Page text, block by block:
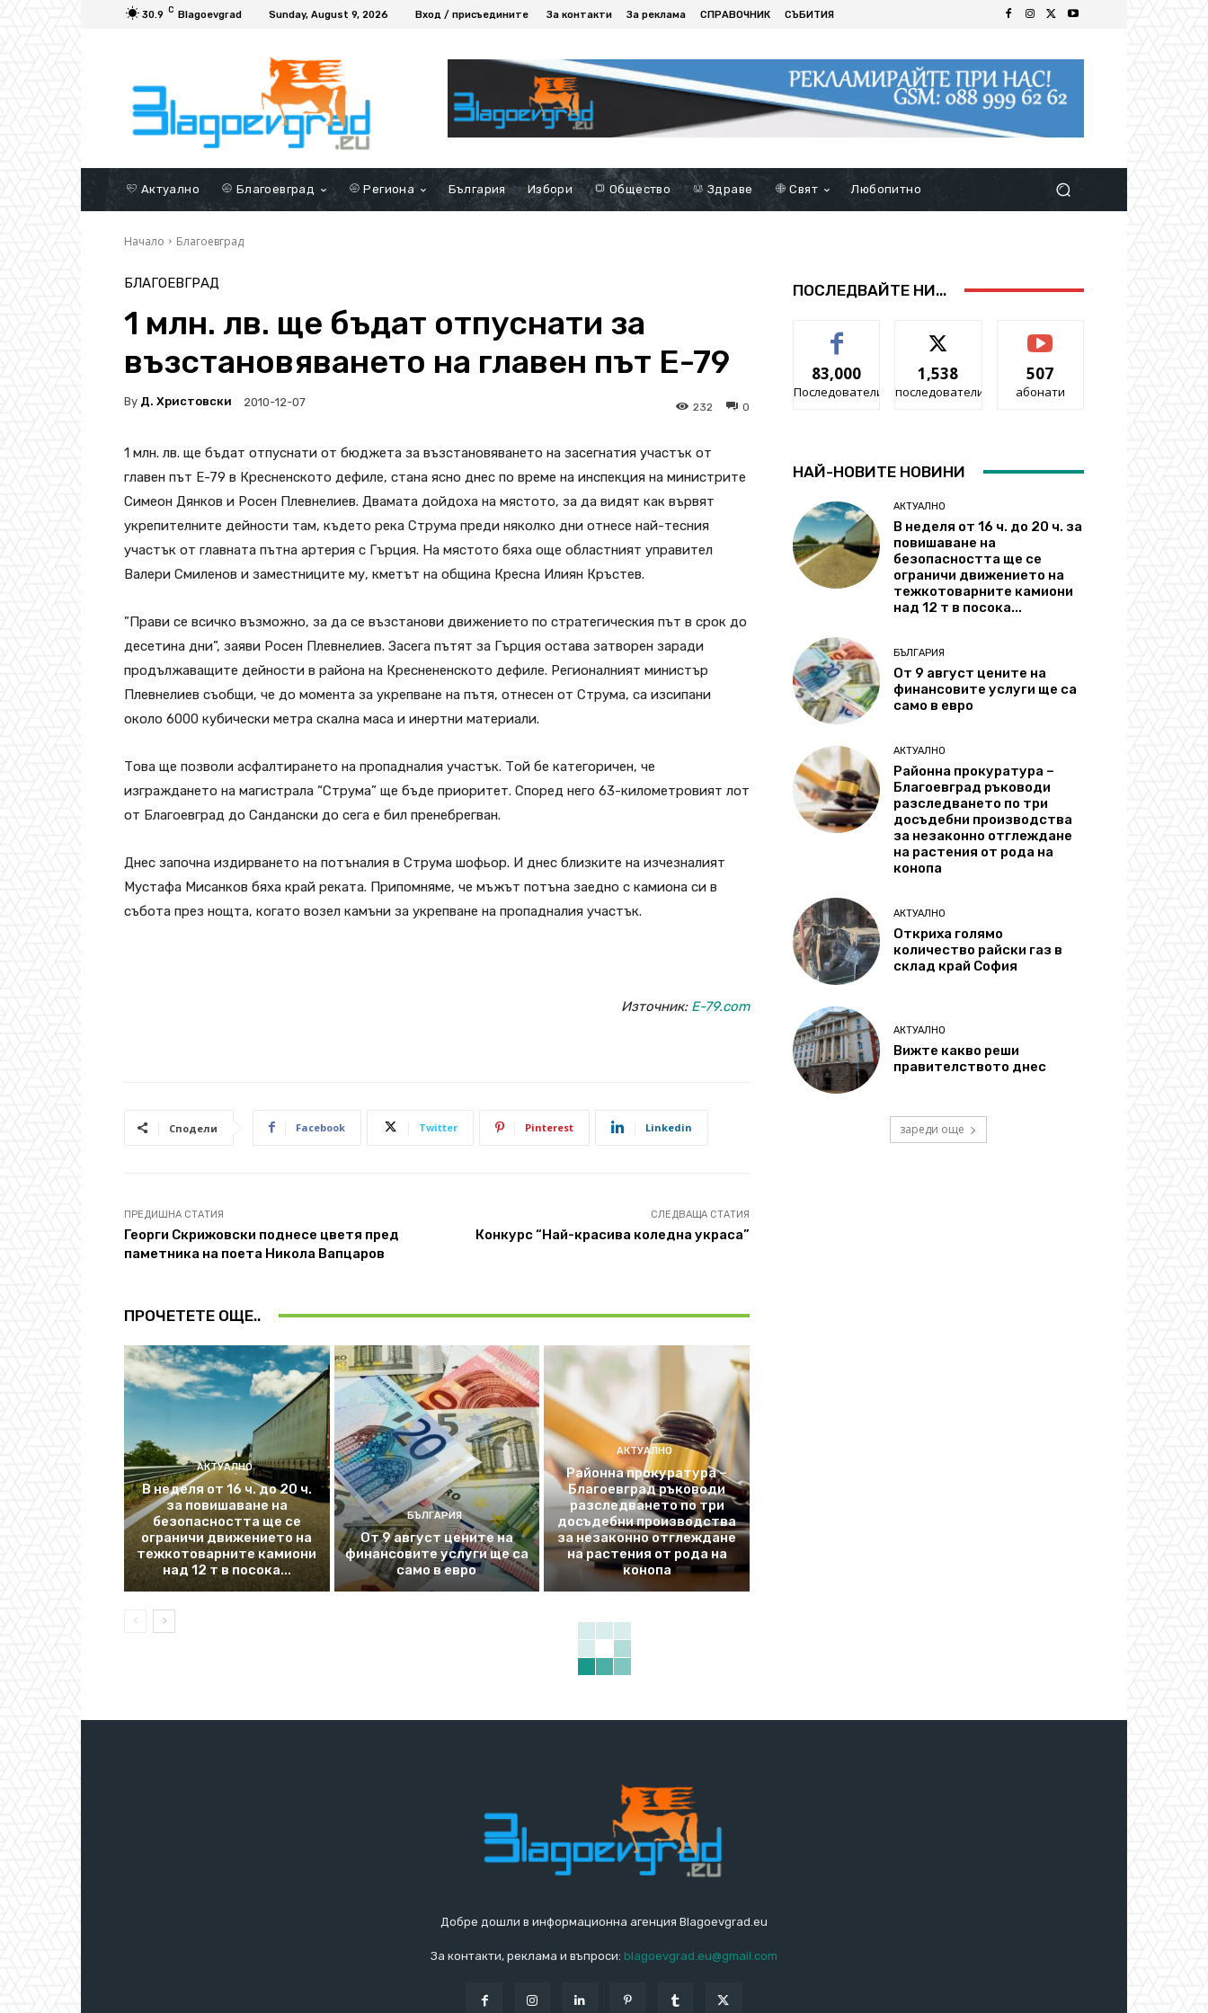
30.9 C Blagoevgrad Sunday, August 9, 2026 Вход / присъедините За контакти За реклама СПРАВОЧНИК СЪБИТИЯ
Актуално Благоевград Региона България Избори Общество Здраве Свят Любопитно
Начало Благоевград
БЛАГОЕВГРАД
1 млн. лв. ще бъдат отпуснати за
възстановяването на главен път Е-79
By Д. Христовски 2010-12-07 0
232
1 млн. лв. ще бъдат отпуснати от бюджета за възстановяването на засегнатия участък от
главен път Е-79 в Кресненското дефиле, стана ясно днес по време на инспекция на министрите
Симеон Дянков и Росен Плевнелиев. Двамата дойдоха на мястото, за да видят как вървят
укрепителните дейности там, където река Струма преди няколко дни отнесе най-тесния
участък от главната пътна артерия с Гърция. На мястото бяха още областният управител
Валери Смиленов и заместниците му, кметът на община Кресна Илиян Кръстев.
”Прави се всичко възможно, за да се възстанови движението по стратегическия път в срок до
десетина дни”, заяви Росен Плевнелиев. Засега пътят за Гърция остава затворен заради
продължаващите дейности в района на Креснененското дефиле. Регионалният министър
Плевнелиев съобщи, че до момента за укрепване на пътя, отнесен от Струма, са изсипани
около 6000 кубически метра скална маса и инертни материали.
Това ще позволи асфалтирането на пропадналия участък. Той бе категоричен, че
изграждането на магистрала “Струма” ще бъде приоритет. Според него 63-километровият лот
от Благоевград до Сандански до сега е бил пренебрегван.
Днес започна издирването на потъналия в Струма шофьор. И днес близките на изчезналият
Мустафа Мисанков бяха край реката. Припомняме, че мъжът потъна заедно с камиона си в
събота през нощта, когато возел камъни за укрепване на пропадналия участък.
Източник: E-79.com
Сподели Facebook Twitter Pinterest Linkedin
ПРЕДИШНА СТАТИЯ
Георги Скрижовски поднесе цветя пред
паметника на поета Никола Вапцаров
СЛЕДВАЩА СТАТИЯ
Конкурс “Най-красива коледна украса”
ПРОЧЕТЕТЕ ОЩЕ..
АКТУАЛНО
В неделя от 16 ч. до 20 ч.
за повишаване на
безопасността ще се
ограничи движението на
тежкотоварните камиони
над 12 т в посока...
БЪЛГАРИЯ
От 9 август цените на
финансовите услуги ще са
само в евро
АКТУАЛНО
Районна прокуратура –
Благоевград ръководи
разследването по три
досъдебни производства
за незаконно отглеждане
на растения от рода на
конопа
ПОСЛЕДВАЙТЕ НИ...
83,000
Последователи
1,538
последователи
507
абонати
НАЙ-НОВИТЕ НОВИНИ
АКТУАЛНО
В неделя от 16 ч. до 20 ч. за
повишаване на
безопасността ще се
ограничи движението на
тежкотоварните камиони
над 12 т в посока...
БЪЛГАРИЯ
От 9 август цените на
финансовите услуги ще са
само в евро
АКТУАЛНО
Районна прокуратура –
Благоевград ръководи
разследването по три
досъдебни производства
за незаконно отглеждане
на растения от рода на
конопа
АКТУАЛНО
Откриха голямо
количество райски газ в
склад край София
АКТУАЛНО
Вижте какво реши
правителството днес
зареди още
Добре дошли в информационна агенция Blagoevgrad.eu
За контакти, реклама и въпроси: blagoevgrad.eu@gmail.com